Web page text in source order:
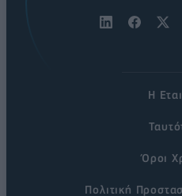
Η
Όροι
Πολιτική